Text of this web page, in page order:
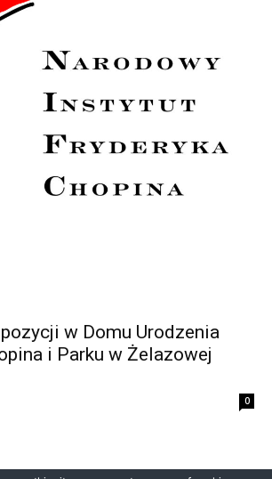
w Domu Urodzenia
i Parku w Żelazowej
0